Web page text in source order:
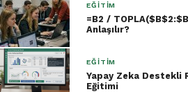
EĞITIM
=B2 /
Anlaşılır?
EĞITIM
Yapay Zeka Destekli
Eğitimi